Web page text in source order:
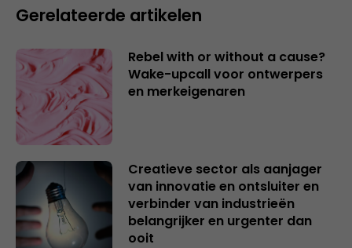
Gerelateerde artikelen
Rebel with or without a cause?
Wake-upcall voor ontwerpers
en merkeigenaren
Creatieve sector als aanjager
van innovatie en ontsluiter en
verbinder van industrieën
belangrijker en urgenter dan
ooit